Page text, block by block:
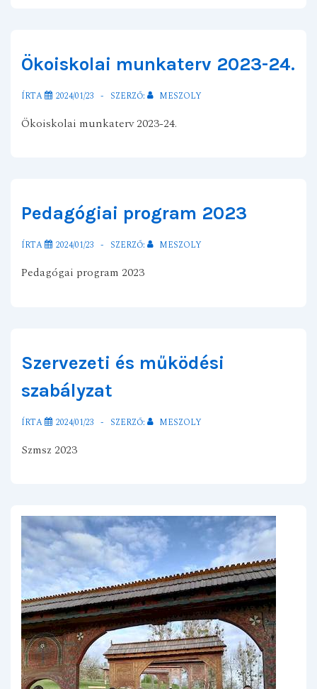
Ökoiskolai munkaterv 2023-24.
ÍRTA 2024/01/23 SZERZŐ: MESZOLY
Ökoiskolai munkaterv 2023-24.
Pedagógiai program 2023
ÍRTA 2024/01/23 SZERZŐ: MESZOLY
Pedagógai program 2023
Szervezeti és működési
szabályzat
ÍRTA 2024/01/23 SZERZŐ: MESZOLY
Szmsz 2023